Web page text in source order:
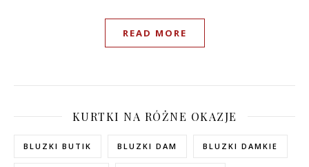
READ MORE
KURTKI NA RÓŻNE OKAZJE
BLUZKI BUTIK BLUZKI DAM BLUZKI DAMKIE